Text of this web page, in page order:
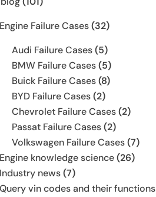
Engine Failure Cases(32)
Audi Failure Cases(5)
BMW Failure Cases(5)
Buick Failure Cases(8)
BYD Failure Cases(2)
Chevrolet Failure Cases(2)
Passat Failure Cases(2)
Volkswagen Failure Cases(7)
Engine knowledge science(26)
Industry news(7)
Query vin codes and their functions